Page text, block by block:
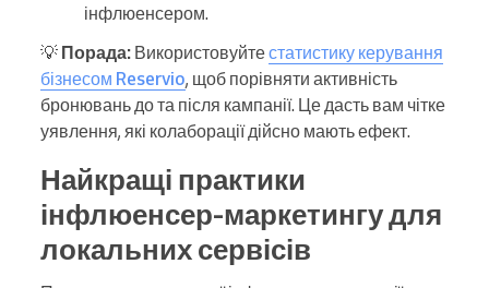
інфлюенсером.
💡 Порада: Використовуйтестатистику керування
бізнесом Reservio, щоб порівняти активність
бронювань до та після кампанії. Це дасть вам чітке
уявлення, які колаборації дійсно мають ефект.
Найкращі практики
інфлюенсер-маркетингу для
локальних сервісів